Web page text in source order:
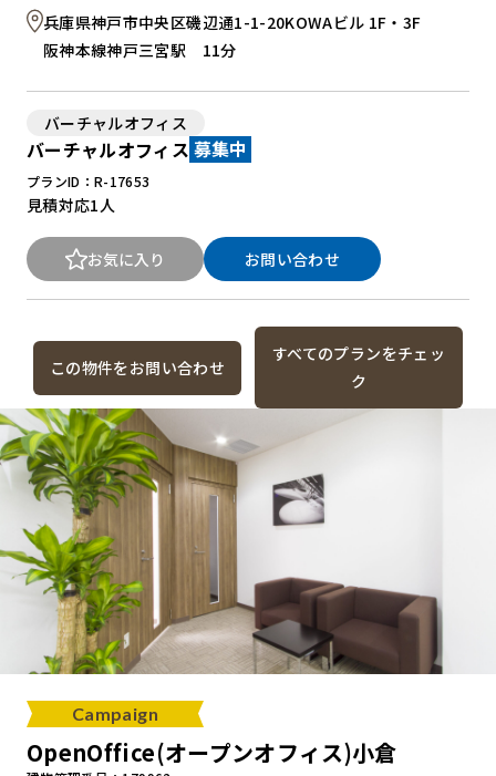
兵庫県神戸市中央区磯辺通1-1-20KOWAビル 1F・3F
阪神本線神戸三宮駅 11分
バーチャルオフィス
バーチャルオフィス 募集中
プランID：R-17653
見積対応1人
お気に入り お問い合わせ
この物件をお問い合わせ
すべてのプランをチェッ
ク
Campaign
OpenOffice(オープンオフィス)小倉